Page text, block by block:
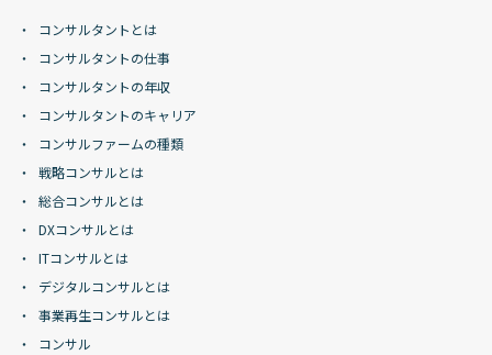
コンサルタントとは
コンサルタントの仕事
コンサルタントの年収
コンサルタントのキャリア
コンサルファームの種類
戦略コンサルとは
総合コンサルとは
DXコンサルとは
ITコンサルとは
デジタルコンサルとは
事業再生コンサルとは
コンサル